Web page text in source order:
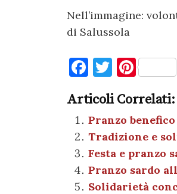
Nell’immagine:
di Salussola
F
c
e
b
o
o
T
it
te
r
Pi
er
es
t
Articoli Correlati:
Pranzo
Tradizione e
Festa e pranzo
Pranzo sardo
Solidarietà